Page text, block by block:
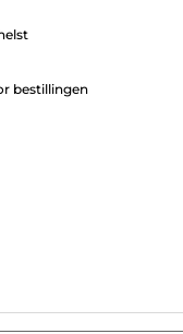
bestillingen